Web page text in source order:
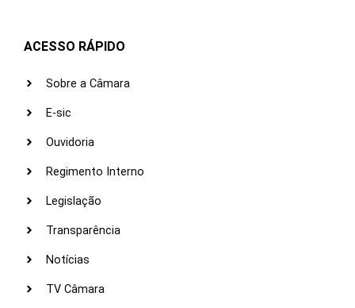
ACESSO RÁPIDO
Sobre a Câmara
E-sic
Ouvidoria
Regimento Interno
Legislação
Transparência
Notícias
TV Câmara